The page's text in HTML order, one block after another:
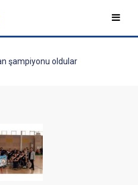
şampiyonu oldular